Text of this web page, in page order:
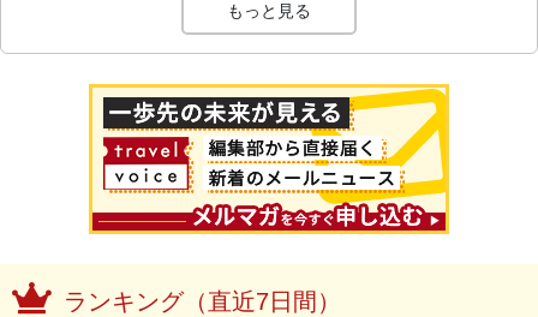
もっと見る
ランキング（直近7日間）